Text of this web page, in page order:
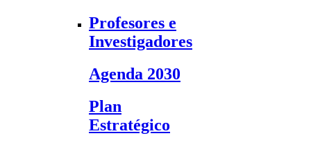
Profesores e
Investigadores
Agenda 2030
Plan
Estratégico